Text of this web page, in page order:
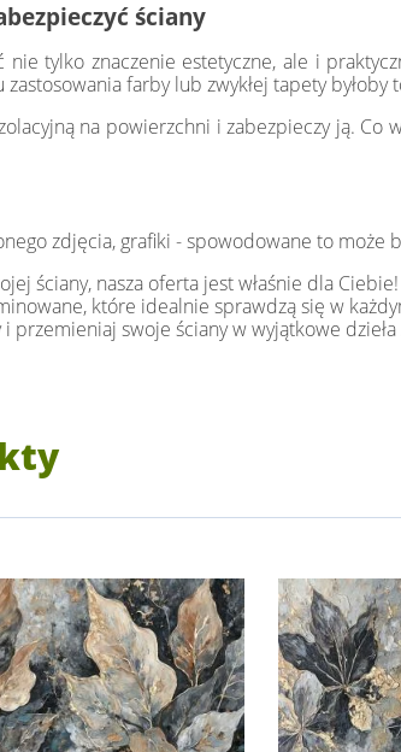
ściany
tylko znaczenie estetyczne, ale i
farby lub zwykłej tapety byłoby
na powierzchni i zabezpieczy ją. Co
zdjęcia, grafiki - spowodowane to może
ściany, nasza oferta jest właśnie dla
które idealnie sprawdzą się w
swoje ściany w wyjątkowe